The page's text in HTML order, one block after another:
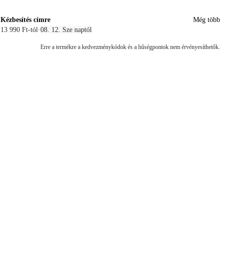
Kézbesítés címre
13 990 Ft-tól ·08. 12. Sze naptól
Még több
Erre a termékre a kedvezménykódok és a hűségpontok nem érvényesíthetők.